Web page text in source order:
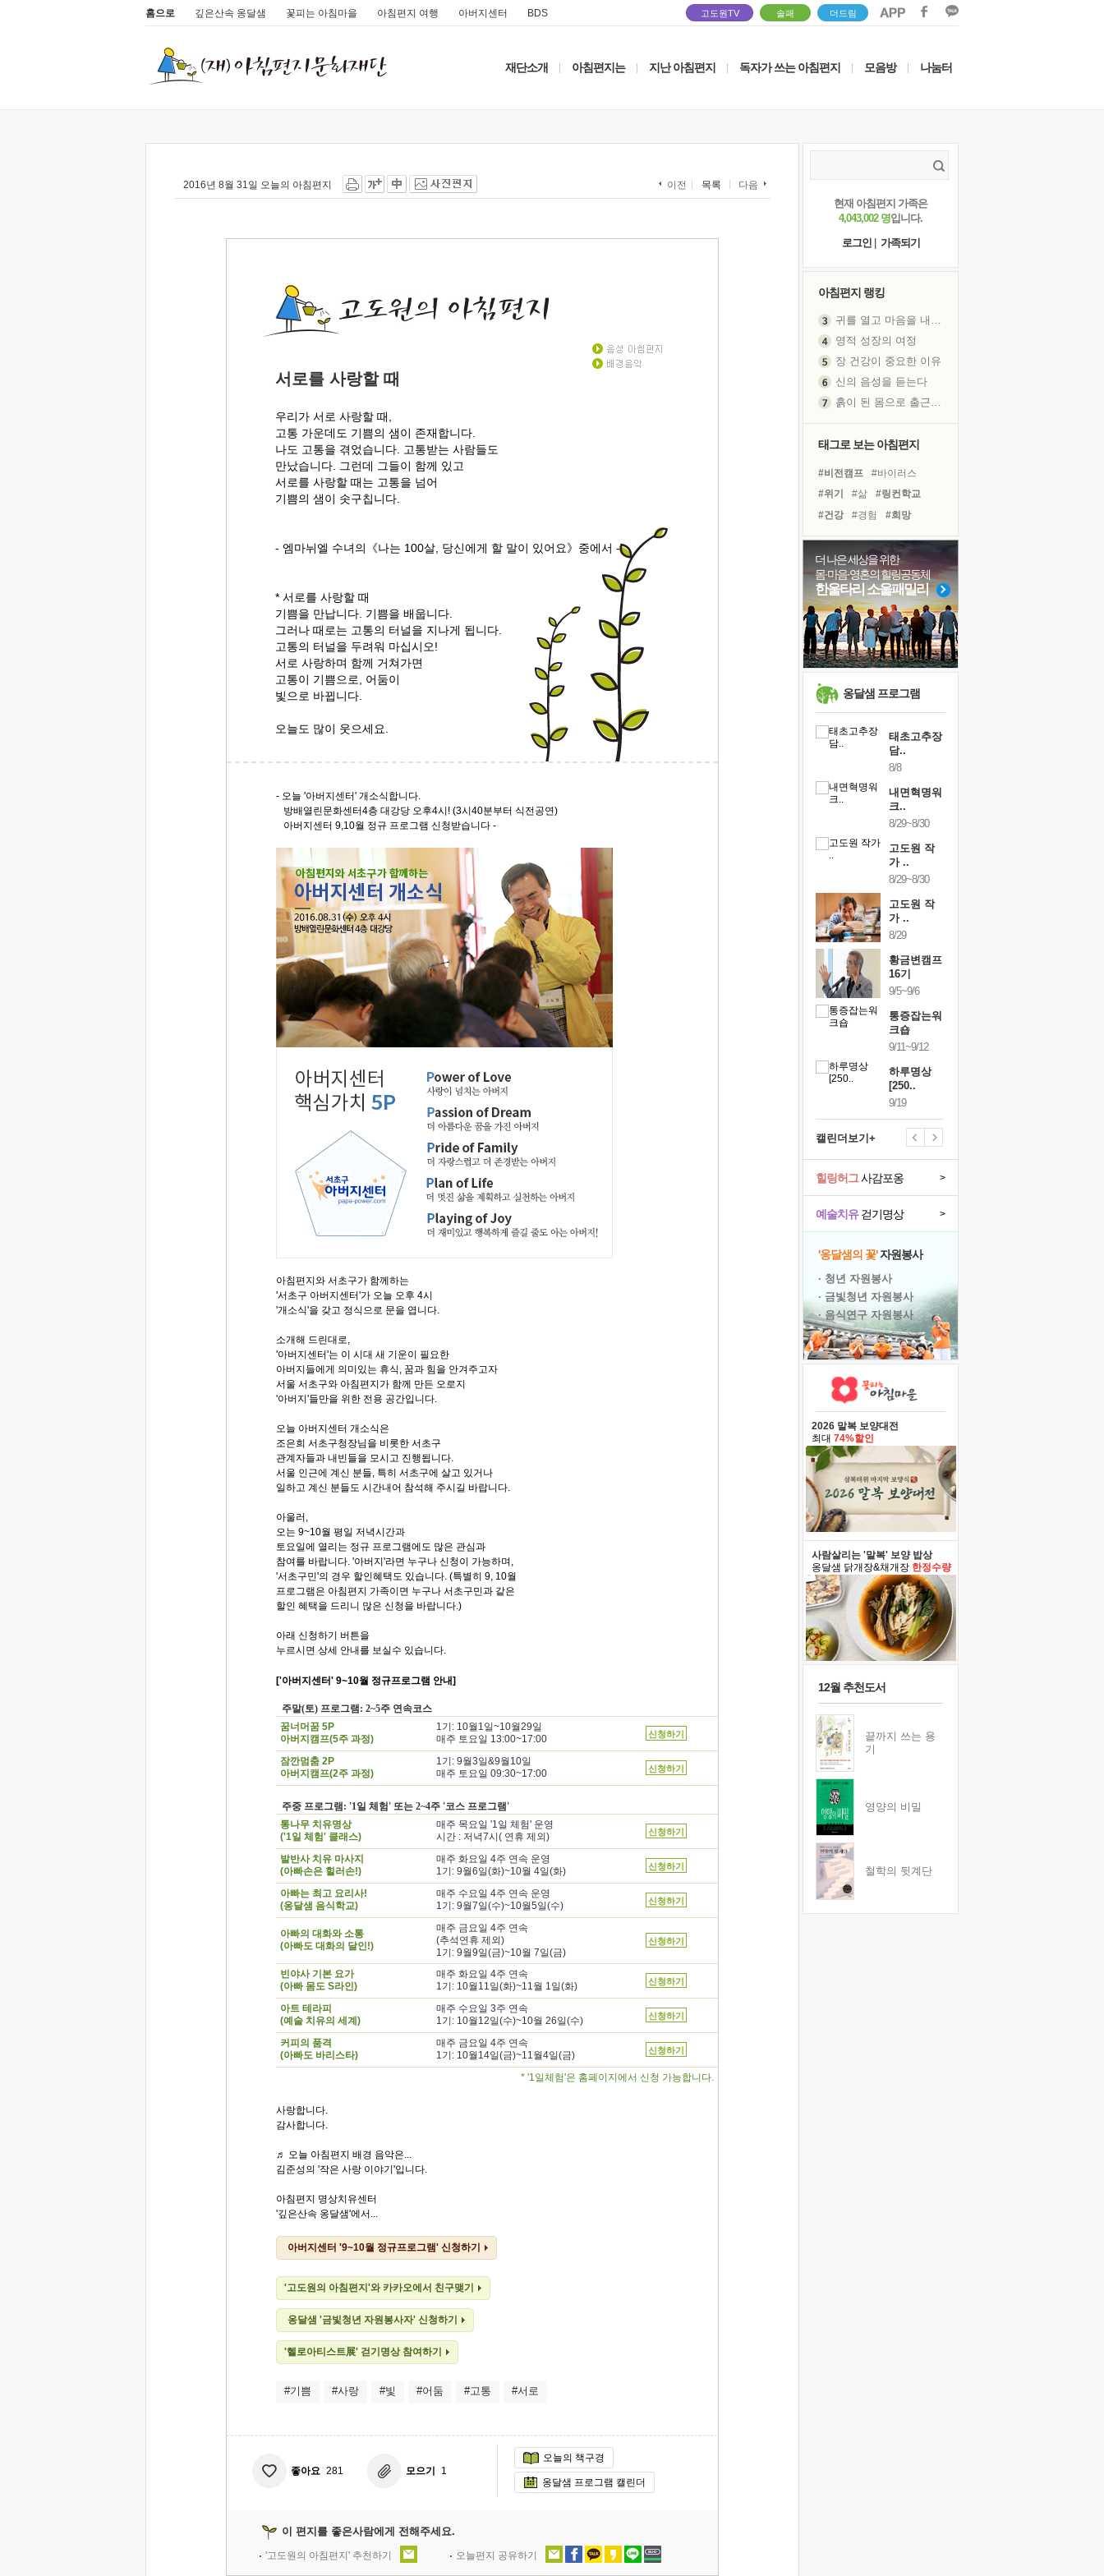
홈으로 깊은산속 옹달샘 꽃피는 아침마을 아침편지 여행 아버지센터 BDS 고도원TV 솔패 더드림
재단소개 아침편지는 지난 아침편지 독자가 쓰는 아침편지 모음방 나눔터
2016년 8월 31일 오늘의 아침편지 이전 목록 다음
서로를 사랑할 때
우리가 서로 사랑할 때,
고통 가운데도 기쁨의 샘이 존재합니다.
나도 고통을 겪었습니다. 고통받는 사람들도
만났습니다. 그런데 그들이 함께 있고
서로를 사랑할 때는 고통을 넘어
기쁨의 샘이 솟구칩니다.
- 엠마뉘엘 수녀의《나는 100살, 당신에게 할 말이 있어요》중에서 -
* 서로를 사랑할 때
기쁨을 만납니다. 기쁨을 배웁니다.
그러나 때로는 고통의 터널을 지나게 됩니다.
고통의 터널을 두려워 마십시오!
서로 사랑하며 함께 거쳐가면
고통이 기쁨으로, 어둠이
빛으로 바뀝니다.
오늘도 많이 웃으세요.
- 오늘 '아버지센터' 개소식합니다.
방배열린문화센터4층 대강당 오후4시! (3시40분부터 식전공연)
아버지센터 9,10월 정규 프로그램 신청받습니다 -
아침편지와 서초구가 함께하는
'서초구 아버지센터'가 오늘 오후 4시
'개소식'을 갖고 정식으로 문을 엽니다.
소개해 드린대로,
'아버지센터'는 이 시대 새 기운이 필요한
아버지들에게 의미있는 휴식, 꿈과 힘을 안겨주고자
서울 서초구와 아침편지가 함께 만든 오로지
'아버지'들만을 위한 전용 공간입니다.
오늘 아버지센터 개소식은
조은희 서초구청장님을 비롯한 서초구
관계자들과 내빈들을 모시고 진행됩니다.
서울 인근에 계신 분들, 특히 서초구에 살고 있거나
일하고 계신 분들도 시간내어 참석해 주시길 바랍니다.
아울러,
오는 9~10월 평일 저녁시간과
토요일에 열리는 정규 프로그램에도 많은 관심과
참여를 바랍니다. '아버지'라면 누구나 신청이 가능하며,
'서초구민'의 경우 할인혜택도 있습니다. (특별히 9, 10월
프로그램은 아침편지 가족이면 누구나 서초구민과 같은
할인 혜택을 드리니 많은 신청을 바랍니다.)
아래 신청하기 버튼을
누르시면 상세 안내를 보실수 있습니다.
['아버지센터' 9~10월 정규프로그램 안내]
주말(토) 프로그램: 2~5주 연속코스
꿈너머꿈 5P
아버지캠프(5주 과정)
1기: 10월1일~10월29일
매주 토요일 13:00~17:00
신청하기
잠깐멈춤 2P
아버지캠프(2주 과정)
1기: 9월3일&9월10일
매주 토요일 09:30~17:00
신청하기
주중 프로그램: '1일 체험' 또는 2~4주 '코스 프로그램'
통나무 치유명상
('1일 체험' 클래스)
매주 목요일 '1일 체험' 운영
시간 : 저녁7시( 연휴 제외)
신청하기
발반사 치유 마사지
(아빠손은 힐러손!)
매주 화요일 4주 연속 운영
1기: 9월6일(화)~10월 4일(화)
신청하기
아빠는 최고 요리사!
(옹달샘 음식학교)
매주 수요일 4주 연속 운영
1기: 9월7일(수)~10월5일(수)
신청하기
아빠의 대화와 소통
(아빠도 대화의 달인!)
매주 금요일 4주 연속
(추석연휴 제외)
1기: 9월9일(금)~10월 7일(금)
신청하기
빈야사 기본 요가
(아빠 몸도 S라인)
매주 화요일 4주 연속
1기: 10월11일(화)~11월 1일(화)
신청하기
아트 테라피
(예술 치유의 세계)
매주 수요일 3주 연속
1기: 10월12일(수)~10월 26일(수)
신청하기
커피의 품격
(아빠도 바리스타)
매주 금요일 4주 연속
1기: 10월14일(금)~11월4일(금)
신청하기
* '1일체험'은 홈페이지에서 신청 가능합니다.
사랑합니다.
감사합니다.
♬ 오늘 아침편지 배경 음악은...
김준성의 '작은 사랑 이야기'입니다.
아침편지 명상치유센터
'깊은산속 옹달샘'에서...
아버지센터 '9~10월 정규프로그램' 신청하기
'고도원의 아침편지'와 카카오에서 친구맺기
옹달샘 '금빛청년 자원봉사자' 신청하기
'헬로아티스트展' 걷기명상 참여하기
#기쁨 #사랑 #빛 #어둠 #고통 #서로
좋아요 281 모으기 1
오늘의 책구경
옹달샘 프로그램 캘린더
이 편지를 좋은사람에게 전해주세요.
'고도원의 아침편지' 추천하기 오늘편지 공유하기
현재 아침편지 가족은
4,043,002 명입니다.
로그인
가족되기
아침편지 랭킹
영적 성장의 여정
장 건강이 중요한 이유
신의 음성을 듣는다
극과 극의 양 끝단
처음 손을 잡았던 날
꿈이 실제가 되는 것
'말 타는 법'을 먼저
극심한 변비, 어깨결림, 수면 장애
보고 싶은 어머니
유년 시절의 부산 영도 바다
못된 꼰대들
거울 속의 나
희망이란
'모른다'는 것
귀를 열고 마음을 내어주고
태그로 보는 아침편지
#비전캠프
#바이러스
#위기
#삶
#링컨학교
#건강
#경험
#희망
#사람
#유튜브
#친구
#극복
#계획
#독서캠프
#명상
#선택
#독서
#도움
#힐링
#나눔
#면역력
더 나은 세상을 위한
몸·마음·영혼의 힐링공동체
한울타리 소울패밀리
옹달샘 프로그램
태초고추장
담..
8/8
내면혁명워
크..
8/29~8/30
고도원 작
가 ..
8/29~8/30
고도원 작
가 ..
8/29
황금변캠프
16기
9/5~9/6
통증잡는워
크숍
9/11~9/12
하루명상
[250..
9/19
캘린더보기+
예술치유걷기명상 >
힐링허그사감포옹 >
'옹달샘의 꽃'자원봉사
· 청년 자원봉사
· 금빛청년 자원봉사
· 음식연구 자원봉사
2026 말복 보양대전
최대 74%할인
사람살리는 '말복' 보양 밥상
옹달샘 닭개장&채개장 한정수량
12월 추천도서
끝까지 쓰는 용
기
영양의 비밀
철학의 뒷계단